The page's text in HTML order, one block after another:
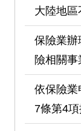
大陸地區
保險業辦
險相關事
依保險業
7條第4